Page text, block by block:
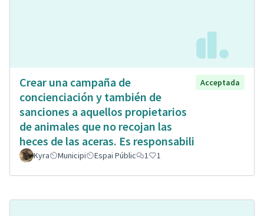
Crear una campaña de
concienciación y también de
sanciones a aquellos propietarios
de animales que no recojan las
heces de las aceras. Es responsabili
Acceptada
Kyra Municipi Espai Públic 1 1